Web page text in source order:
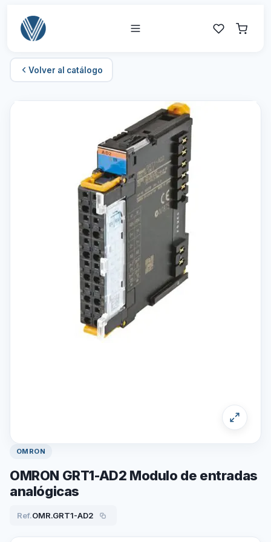
Volver al catálogo
OMRON
OMRON GRT1-AD2 Modulo de entradas
analógicas
Ref.OMR.GRT1-AD2